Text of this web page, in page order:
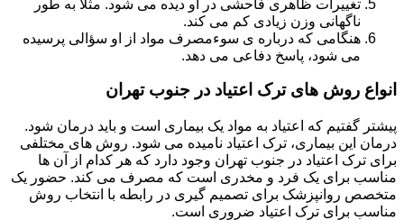
تغییرات ظاهری فاحشی در او دیده می شود. مثلاً به طور
ناگهانی وزن زیادی کم می کند.
هنگامی که درباره ی سوءمصرف مواد از او سؤالی پرسیده
می شود، پاسخ دفاعی می دهد.
انواع روش های ترک اعتیاد در جنوب تهران
پیشتر گفتیم که اعتیاد به مواد یک بیماری است و باید درمان شود.
درمان این بیماری، ترک اعتیاد نامیده می شود. روش های مختلفی
برای ترک اعتیاد در جنوب تهران وجود دارد که هر کدام از آن ها
مناسب برای یک فرد و مخدری است که مصرف می کند. حضور یک
متخصص روانپزشک برای تصمیم گیری در رابطه با انتخاب روش
مناسب برای ترک اعتیاد ضروری است.